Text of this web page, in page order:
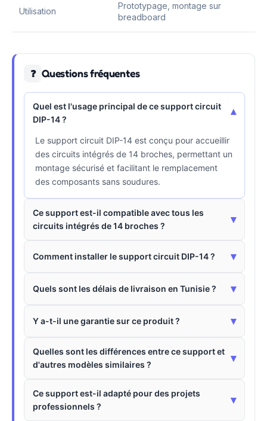
Utilisation
Prototypage, montage sur
breadboard
❓ Questions fréquentes
Quel est l'usage principal de ce support circuit
DIP-14 ?
▾
Le support circuit DIP-14 est conçu pour accueillir
des circuits intégrés de 14 broches, permettant un
montage sécurisé et facilitant le remplacement
des composants sans soudures.
Ce support est-il compatible avec tous les
circuits intégrés de 14 broches ?
▾
Comment installer le support circuit DIP-14 ? ▾
Quels sont les délais de livraison en Tunisie ? ▾
Y a-t-il une garantie sur ce produit ? ▾
Quelles sont les différences entre ce support et
d'autres modèles similaires ?
▾
Ce support est-il adapté pour des projets
professionnels ?
▾